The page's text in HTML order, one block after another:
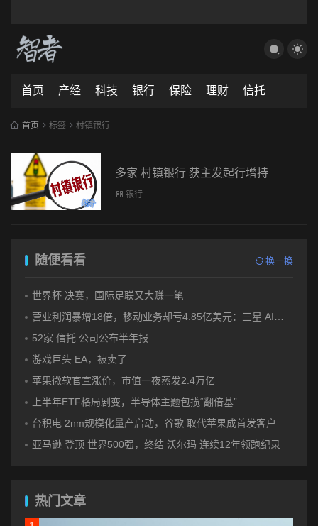
首页 产经 科技 银行 保险 理财 信托
首页 标签 村镇银行
多家 村镇银行 获主发起行增持
银行
随便看看 换一换
世界杯 决赛，国际足联又大赚一笔
营业利润暴增18倍，移动业务却亏4.85亿美元：三星 AI红利的另一面
52家 信托 公司公布半年报
游戏巨头 EA，被卖了
苹果微软官宣涨价，市值一夜蒸发2.4万亿
上半年ETF格局剧变，半导体主题包揽“翻倍基”
台积电 2nm规模化量产启动，谷歌 取代苹果成首发客户
亚马逊 登顶 世界500强，终结 沃尔玛 连续12年领跑纪录
热门文章